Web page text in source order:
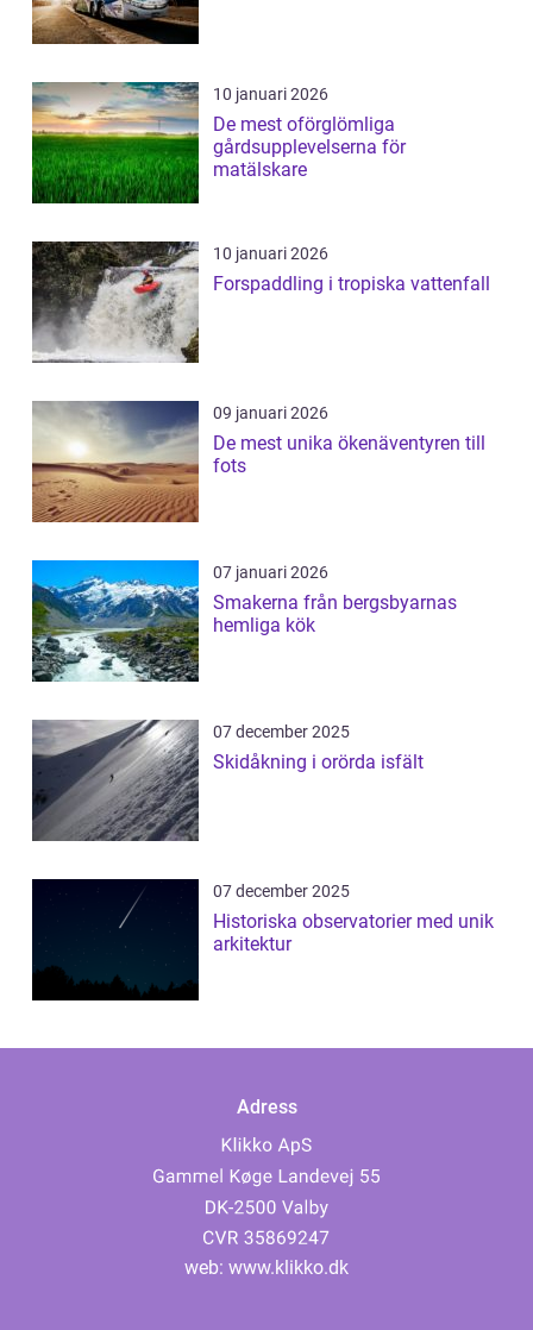
10 januari 2026
De mest oförglömliga
gårdsupplevelserna för
matälskare
10 januari 2026
Forspaddling i tropiska vattenfall
09 januari 2026
De mest unika ökenäventyren till
fots
07 januari 2026
Smakerna från bergsbyarnas
hemliga kök
07 december 2025
Skidåkning i orörda isfält
07 december 2025
Historiska observatorier med unik
arkitektur
Adress
web: www.klikko.dk